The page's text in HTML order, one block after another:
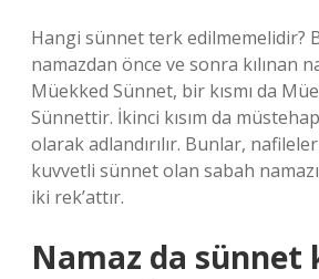
Hangi sünnet terk edilmemelidir?
namazdan önce ve sonra kılınan
Müekked Sünnet, bir kısmı da
Sünnettir. İkinci kısım da
olarak adlandırılır. Bunlar,
kuvvetli sünnet olan sabah
iki rek’attır.
Namaz da sünnet